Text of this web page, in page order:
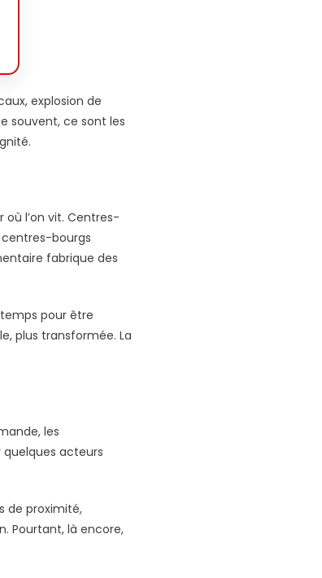
explosion de
souvent, ce sont les
l’on vit. Centres-
centres-bourgs
fabrique des
pour être
plus transformée. La
les
acteurs
de proximité,
Pourtant, là encore,